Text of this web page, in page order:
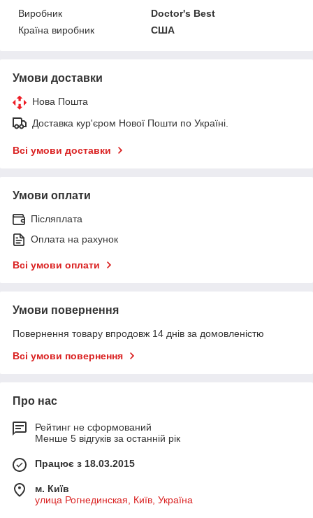
Виробник
Doctor's Best
Країна виробник
США
Умови доставки
Нова Пошта
Доставка кур'єром Нової Пошти по Україні.
Всі умови доставки
Умови оплати
Післяплата
Оплата на рахунок
Всі умови оплати
Умови повернення
Повернення товару впродовж 14 днів за домовленістю
Всі умови повернення
Про нас
Рейтинг не сформований
Менше 5 відгуків за останній рік
Працює з 18.03.2015
м. Київ
улица Рогнединская, Київ, Україна